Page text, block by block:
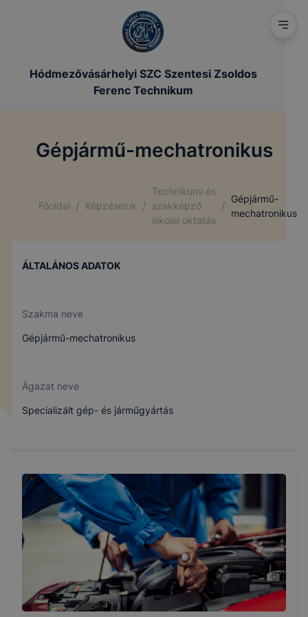
Hódmezővásárhelyi SZC Szentesi Zsoldos
Ferenc Technikum
Gépjármű-mechatronikus
Főoldal / Képzéseink /
Technikumi és
szakképző
iskolai oktatás
/
Gépjármű-
mechatronikus
ÁLTALÁNOS ADATOK
Szakma neve
Gépjármű-mechatronikus
Ágazat neve
Specializált gép- és járműgyártás
407161905
Képzés időtartama
Választható szakmairányok: